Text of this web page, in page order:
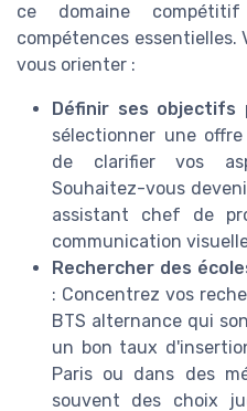
ce domaine
compétences essentielles.
vous orienter :
Définir ses objectifs
sélectionner une
de clarifier vos
Souhaitez-vous
assistant chef de
communication
Rechercher des
: Concentrez vos
BTS alternance qui
un bon taux
Paris ou dans des
souvent des choix